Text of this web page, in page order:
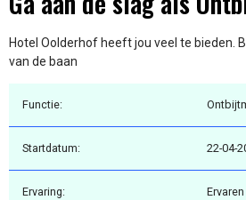
Hotel Oolderhof heeft jou veel te bieden.
van de baan
Functie:
Startdatum: 22-04-
Ervaring: Ervaren